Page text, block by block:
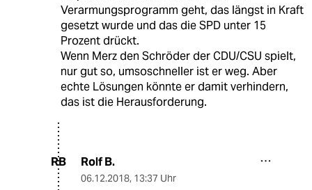
Verarmungsprogramm geht, das längst in Kraft
gesetzt wurde und das die SPD unter 15
Prozent drückt.
Wenn Merz den Schröder der CDU/CSU spielt,
nur gut so, umsoschneller ist er weg. Aber
echte Lösungen könnte er damit verhindern,
das ist die Herausforderung.
RB Rolf B.
06.12.2018, 13:37 Uhr